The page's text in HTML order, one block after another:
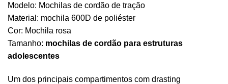
Modelo: Mochilas de cordão de tração
Material: mochila 600D de poliéster
Cor: Mochila rosa
Tamanho: mochilas de cordão para estruturas
adolescentes
Um dos principais compartimentos com drasting